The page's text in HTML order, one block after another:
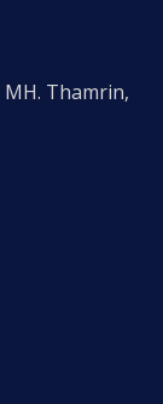
MH. Thamrin,